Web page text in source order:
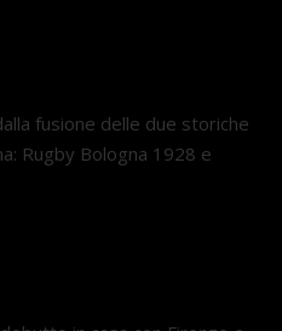
fusione delle due storiche
Rugby Bologna 1928 e